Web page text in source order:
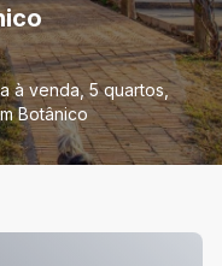
à venda, 5 quartos,
Botânico